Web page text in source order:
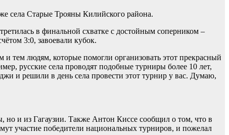
села Старые Трояны Килийского района.
в финальной схватке с достойным соперником –
3:0, завоевали кубок.
тем людям, которые помогли организовать этот прекрасный
русские села проводят подобные турниры более 10 лет,
и решили в день села провести этот турнир у вас. Думаю,
но и из Гагаузии. Также Антон Киссе сообщил о том, что в
участие победители национальных турниров, и пожелал